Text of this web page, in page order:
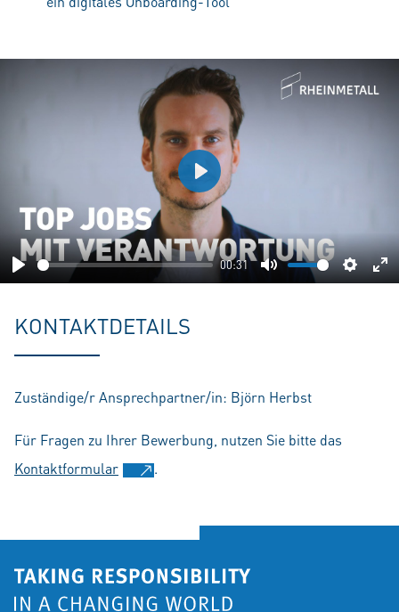
Play
00:31
Mute
Play
KONTAKTDETAILS
Zuständige/r Ansprechpartner/in: Björn Herbst
Für Fragen zu Ihrer Bewerbung, nutzen Sie bitte das
Kontaktformular
.